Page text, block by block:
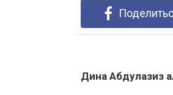
Дина Абдулазиз